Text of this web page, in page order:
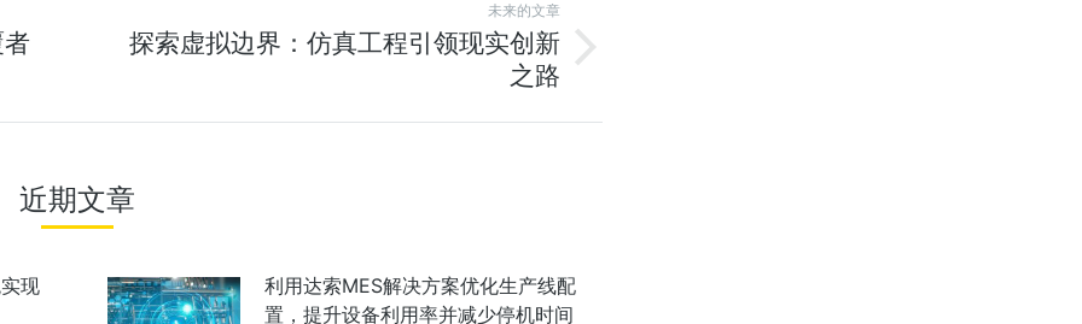
未来的文章
探索虚拟边界：仿真工程引领现实创新
之路
近期文章
现
利用达索MES解决方案优化生产线配
置，提升设备利用率并减少停机时间